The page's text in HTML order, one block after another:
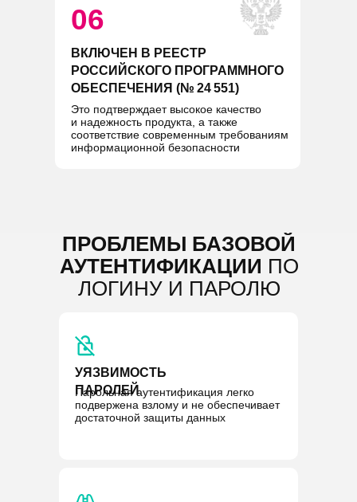
Это подтверждает высокое качество
и надежность продукта, а также
соответствие современным требованиям
информационной безопасности
ВКЛЮЧЕН В РЕЕСТР
РОССИЙСКОГО ПРОГРАММНОГО
ОБЕСПЕЧЕНИЯ (№ 24 551)
06
ПРОБЛЕМЫ БАЗОВОЙ
АУТЕНТИФИКАЦИИ ПО
ЛОГИНУ И ПАРОЛЮ
УЯЗВИМОСТЬ
ПАРОЛЕЙ
Парольная аутентификация легко
подвержена взлому и не обеспечивает
достаточной защиты данных